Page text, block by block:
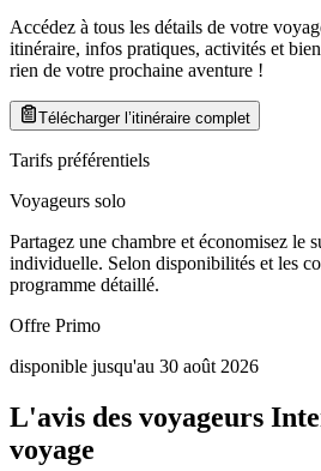
Accédez à tous les détails de votre
itinéraire, infos pratiques, activités et
rien de votre prochaine aventure !
Télécharger l’itinéraire complet
Tarifs préférentiels
Voyageurs solo
Partagez une chambre et économisez le
individuelle. Selon disponibilités et les
programme détaillé.
Offre Primo
disponible jusqu'au 30 août 2026
L'avis des voyageurs
voyage